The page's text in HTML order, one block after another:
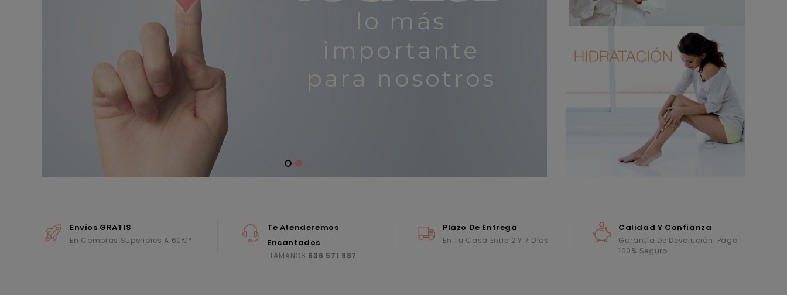
Envíos GRATIS
En Compras Superiores A 60€*
Te Atenderemos
Encantados
LLÁMANOS 636 571 987
Plazo De Entrega
En Tu Casa Entre 2 Y 7 Días
Calidad Y Confianza
Garantía De Devolución. Pago
100% Seguro